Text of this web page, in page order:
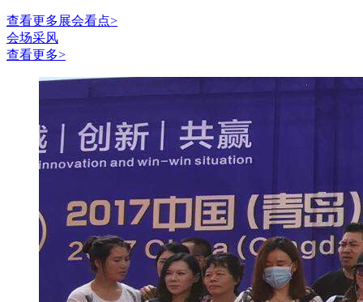
查看更多展会看点>
会场采风
查看更多>